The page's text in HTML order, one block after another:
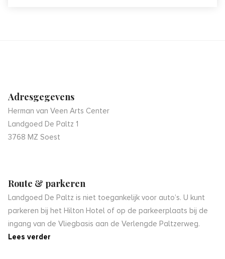
Adresgegevens
Herman van Veen Arts Center
Landgoed De Paltz 1
3768 MZ Soest
Route & parkeren
Landgoed De Paltz is niet toegankelijk voor auto’s. U kunt
parkeren bij het Hilton Hotel of op de parkeerplaats bij de
ingang van de Vliegbasis aan de Verlengde Paltzerweg.
Lees verder